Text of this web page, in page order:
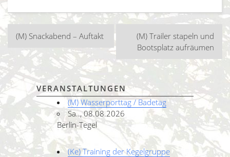
Beitragsnavigation
(M) Snackabend – Auftakt
(M) Trailer stapeln und
Bootsplatz aufräumen
VERANSTALTUNGEN
(M) Wasserporttag / Badetag
Sa.., 08.08.2026
Berlin-Tegel
(Ke) Training der Kegelgruppe